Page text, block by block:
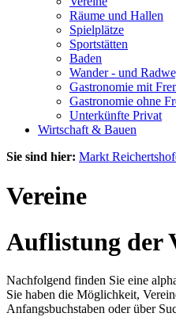
Räume und Hallen
Spielplätze
Sportstätten
Baden
Wander - und
Gastronomie mit
Gastronomie ohne
Unterkünfte Privat
Wirtschaft & Bauen
Sie sind hier: Markt
Vereine
Auflistung der
Nachfolgend finden Sie eine
Sie haben die Möglichkeit,
Anfangsbuchstaben oder über